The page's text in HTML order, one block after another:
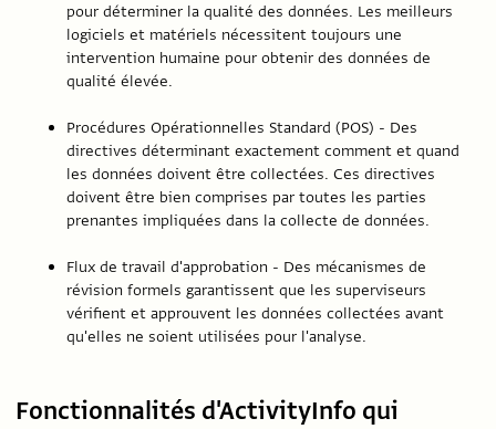
pour déterminer la qualité des données. Les meilleurs
logiciels et matériels nécessitent toujours une
intervention humaine pour obtenir des données de
qualité élevée.
Procédures Opérationnelles Standard (POS) - Des
directives déterminant exactement comment et quand
les données doivent être collectées. Ces directives
doivent être bien comprises par toutes les parties
prenantes impliquées dans la collecte de données.
Flux de travail d'approbation - Des mécanismes de
révision formels garantissent que les superviseurs
vérifient et approuvent les données collectées avant
qu'elles ne soient utilisées pour l'analyse.
Fonctionnalités d'ActivityInfo qui